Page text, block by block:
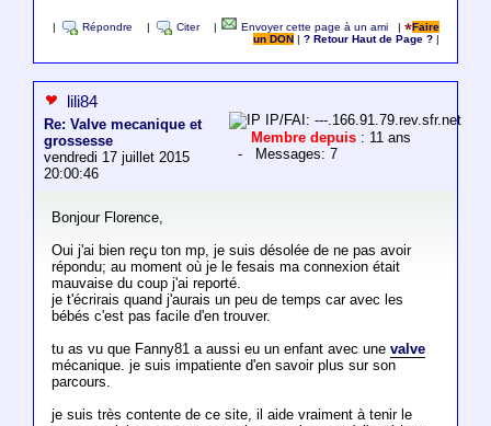
Répondre Citer Envoyer cette page à un ami |
Faire
un DON
|? Retour Haut de Page ?
lili84
Re: Valve mecanique et
grossesse
vendredi 17 juillet 2015
20:00:46
IP/FAI: ---.166.91.79.rev.sfr.net
Membre depuis : 11 ans
- Messages: 7
Bonjour Florence,
Oui j'ai bien reçu ton mp, je suis désolée de ne pas avoir
répondu; au moment où je le fesais ma connexion était
mauvaise du coup j'ai reporté.
je t'écrirais quand j'aurais un peu de temps car avec les
bébés c'est pas facile d'en trouver.
tu as vu que Fanny81 a aussi eu un enfant avec une valve
mécanique. je suis impatiente d'en savoir plus sur son
parcours.
je suis très contente de ce site, il aide vraiment à tenir le